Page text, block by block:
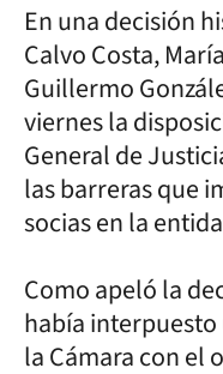
En una decisión
Calvo Costa,
Guillermo
viernes la
General de
las barreras que
socias en la
Como apeló la
había
la Cámara con el